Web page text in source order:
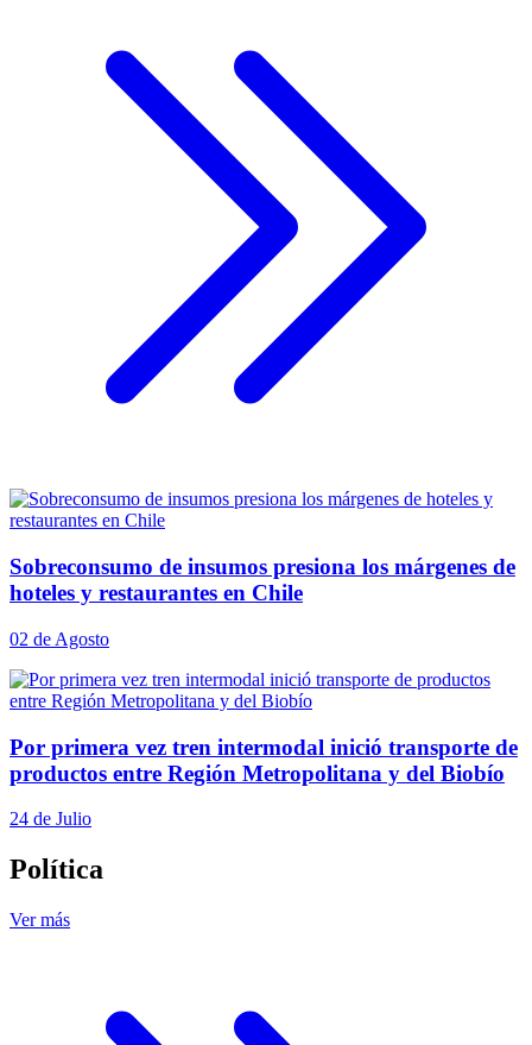
Sobreconsumo de insumos presiona los márgenes de
hoteles y restaurantes en Chile
02 de Agosto
Por primera vez tren intermodal inició transporte de
productos entre Región Metropolitana y del Biobío
24 de Julio
Política
Ver más